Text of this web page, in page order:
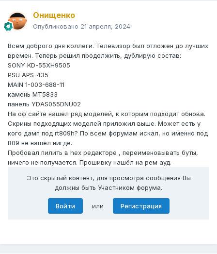
Онищенко
Опубликовано 21 апреля, 2024
Всем доброго дня коллеги. Телевизор был отложен до лучших
времен. Теперь решил продолжить, дублирую состав:
SONY KD-55XH9505
PSU APS-435
MAIN 1-003-688-11
камень MT5833
панель YDAS055DNU02
На оф сайте нашёл ряд моделей, к которым подходит обнова.
Скрины подходящих моделей приложил выше. Может есть у
кого дамп под rt809h? По всем форумам искал, но именно под
809 не нашёл нигде.
Пробовал пилить в hex редакторе , переименовывать буты,
ничего не получается. Прошивку нашёл на рем ауд.
Это скрытый контент, для просмотра сообщения Вы
должны быть Участником форума.
Войти или Регистрация